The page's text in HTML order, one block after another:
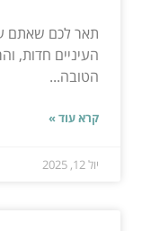
תאר לכם שאתם
העיניים חדות,
הטובה...
קרא עוד »
יול 12, 2025